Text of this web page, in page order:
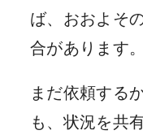
ば、おおよそ
合があります。
まだ依頼する
も、状況を共